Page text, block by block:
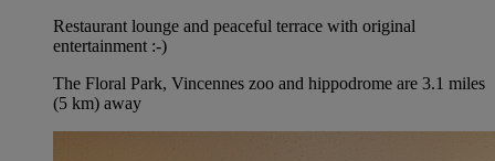
Restaurant lounge and peaceful terrace with original
entertainment :-)
The Floral Park, Vincennes zoo and hippodrome are 3.1 miles
(5 km) away